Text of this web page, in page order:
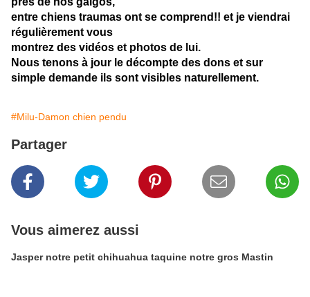
entre chiens traumas ont se comprend!! et je viendrai
régulièrement vous
montrez des vidéos et photos de lui.
Nous tenons à jour le décompte des dons et sur
simple demande ils sont visibles naturellement.
#Milu-Damon chien pendu
Partager
Vous aimerez aussi
Jasper notre petit chihuahua taquine notre gros Mastin